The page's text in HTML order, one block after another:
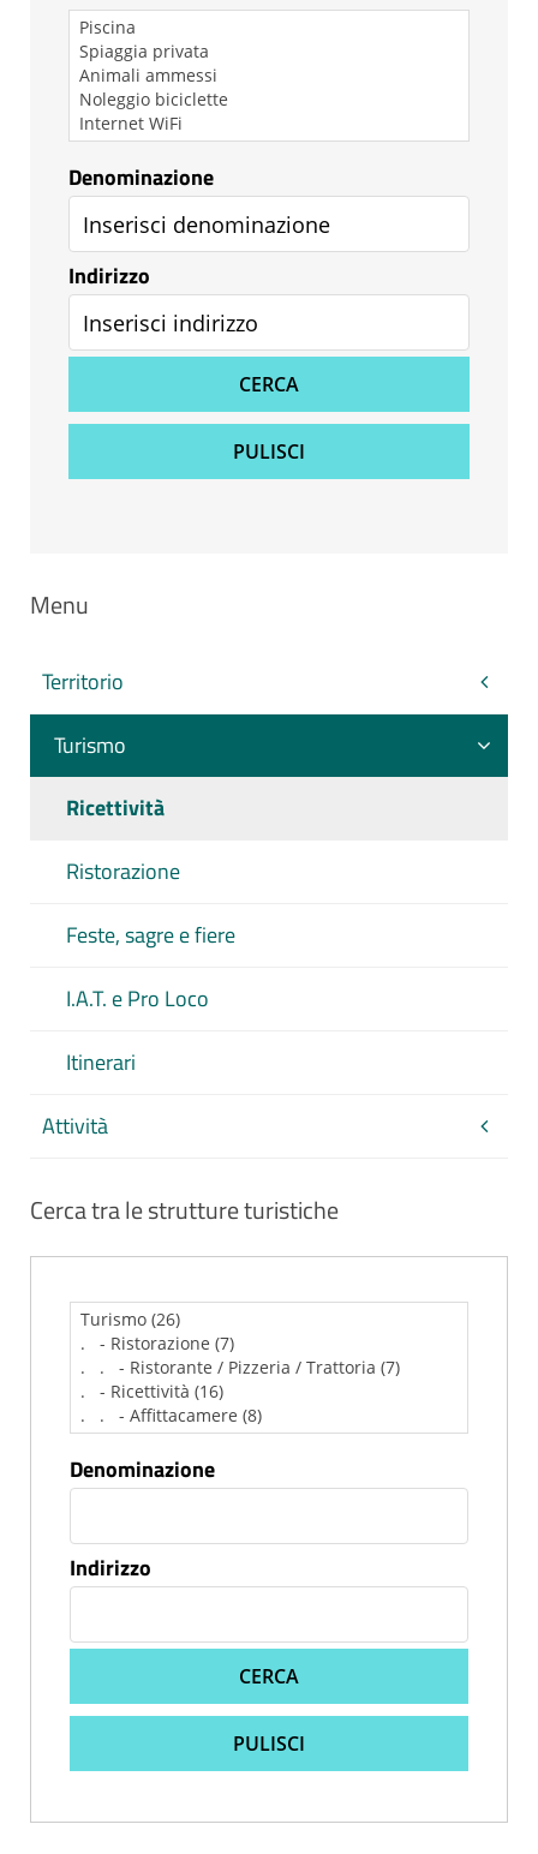
Denominazione
Indirizzo
CERCA
PULISCI
Menu
Territorio
Turismo
Ricettività
Ristorazione
Feste, sagre e fiere
I.A.T. e Pro Loco
Itinerari
Attività
Cerca tra le strutture turistiche
Denominazione
Indirizzo
CERCA
PULISCI